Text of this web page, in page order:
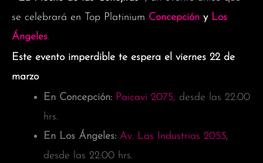
se celebrará en Top Platinium Concepción y Los
Ángeles.
Este evento imperdible te espera el viernes 22 de
marzo
En Concepción: Paicaví 2075, desde las 22:00
hrs.
En Los Ángeles: Av. Las Industrias 2053,
desde las 22:00 hrs.